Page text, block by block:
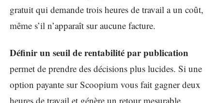
gratuit qui demande trois heures de travail a un coût,
même s’il n’apparaît sur aucune facture.
Définir un seuil de rentabilité par publication
permet de prendre des décisions plus lucides. Si une
option payante sur Scoopium vous fait gagner deux
heures de travail et génère un retour mesurable